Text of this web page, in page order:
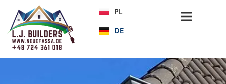
PL
DE